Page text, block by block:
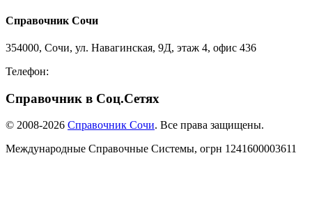
Справочник Сочи
354000, Сочи, ул. Навагинская, 9Д, этаж 4, офис 436
Телефон:
Справочник в Соц.Сетях
© 2008-2026 Справочник Сочи. Все права защищены.
Международные Справочные Системы, огрн 1241600003611